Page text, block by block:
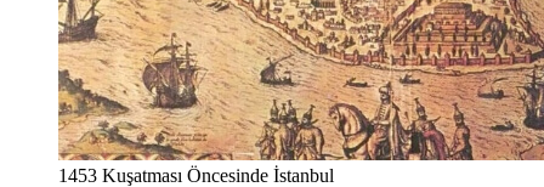
1453 Kuşatması Öncesinde İstanbul